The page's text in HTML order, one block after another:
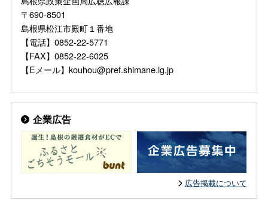
〒690-8501
島根県松江市殿町１番地
【電話】0852-22-5771
【FAX】0852-22-6025
【Eメール】kouhou@pref.shimane.lg.jp
企業広告
広告掲載について